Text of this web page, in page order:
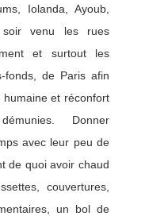
Iolanda, Ayoub,
venu les rues
et surtout les
fonds, de Paris afin
humaine et réconfort
Donner
avec leur peu de
de quoi avoir chaud
couvertures,
un bol de